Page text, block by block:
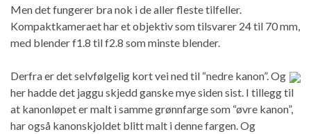
Men det fungerer bra nok i de aller fleste tilfeller.
Kompaktkameraet har et objektiv som tilsvarer 24 til 70 mm,
med blender f1.8 til f2.8 som minste blender.
Derfra er det selvfølgelig kort vei ned til “nedre kanon”. Og
her hadde det jaggu skjedd ganske mye siden sist. I tillegg til
at kanonløpet er malt i samme grønnfarge som “øvre kanon”,
har også kanonskjoldet blitt malt i denne fargen. Og